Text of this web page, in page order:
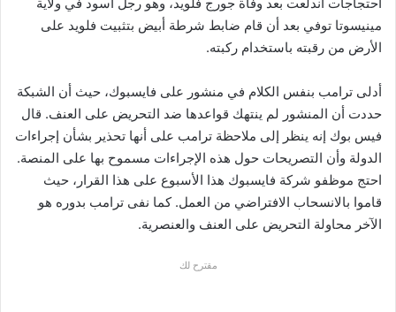
مينيسوتا توفي بعد أن قام ضابط شرطة أبيض بتثبيت فلويد على
الأرض من رقبته باستخدام ركبته.
أدلى ترامب بنفس الكلام في منشور على فايسبوك، حيث أن الشبكة
حددت أن المنشور لم ينتهك قواعدها ضد التحريض على العنف. قال
فيس بوك إنه ينظر إلى ملاحظة ترامب على أنها تحذير بشأن إجراءات
الدولة وأن التصريحات حول هذه الإجراءات مسموح بها على المنصة.
احتج موظفو شركة فايسبوك هذا الأسبوع على هذا القرار، حيث
قاموا بالانسحاب الافتراضي من العمل. كما نفى ترامب بدوره هو
الآخر محاولة التحريض على العنف والعنصرية.
مقترح لك